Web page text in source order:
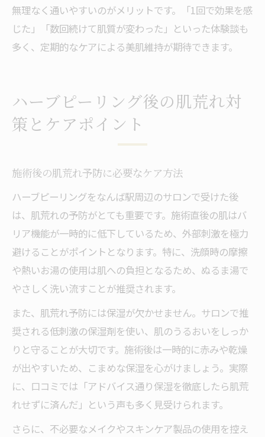
無理なく通いやすいのがメリットです。「1回で効果を感
じた」「数回続けて肌質が変わった」といった体験談も
多く、定期的なケアによる美肌維持が期待できます。
ハーブピーリング後の肌荒れ対
策とケアポイント
施術後の肌荒れ予防に必要なケア方法
ハーブピーリングをなんば駅周辺のサロンで受けた後
は、肌荒れの予防がとても重要です。施術直後の肌はバ
リア機能が一時的に低下しているため、外部刺激を極力
避けることがポイントとなります。特に、洗顔時の摩擦
や熱いお湯の使用は肌への負担となるため、ぬるま湯で
やさしく洗い流すことが推奨されます。
また、肌荒れ予防には保湿が欠かせません。サロンで推
奨される低刺激の保湿剤を使い、肌のうるおいをしっか
りと守ることが大切です。施術後は一時的に赤みや乾燥
が出やすいため、こまめな保湿を心がけましょう。実際
に、口コミでは「アドバイス通り保湿を徹底したら肌荒
れせずに済んだ」という声も多く見受けられます。
さらに、不必要なメイクやスキンケア製品の使用を控え